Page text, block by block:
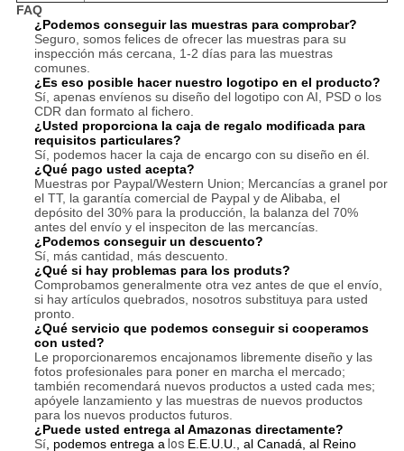
FAQ
¿Podemos conseguir las muestras para comprobar?
Seguro, somos felices de ofrecer las muestras para su
inspección más cercana, 1-2 días para las muestras
comunes.
¿Es eso posible hacer nuestro logotipo en el producto?
Sí, apenas envíenos su diseño del logotipo con AI, PSD o los
CDR dan formato al fichero.
¿Usted proporciona la caja de regalo modificada para
requisitos particulares?
Sí, podemos hacer la caja de encargo con su diseño en él.
¿Qué pago usted acepta?
Muestras por Paypal/Western Union; Mercancías a granel por
el TT, la garantía comercial de Paypal y de Alibaba, el
depósito del 30% para la producción, la balanza del 70%
antes del envío y el inspeciton de las mercancías.
¿Podemos conseguir un descuento?
Sí, más cantidad, más descuento.
¿Qué si hay problemas para los produts?
Comprobamos generalmente otra vez antes de que el envío,
si hay artículos quebrados, nosotros substituya para usted
pronto.
¿Qué servicio que podemos conseguir si cooperamos
con usted?
Le proporcionaremos encajonamos libremente diseño y las
fotos profesionales para poner en marcha el mercado;
también recomendará nuevos productos a usted cada mes;
apóyele lanzamiento y las muestras de nuevos productos
para los nuevos productos futuros.
¿Puede usted entrega al Amazonas directamente?
Sí, podemos entrega alos E.E.U.U., al Canadá, al Reino